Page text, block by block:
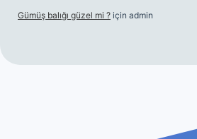
Gümüş balığı güzel mi ? için admin